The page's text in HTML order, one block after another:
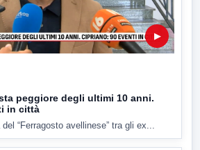
▶
peggiore degli ultimi 10 anni.
in città
“Ferragosto avellinese” tra gli ex...